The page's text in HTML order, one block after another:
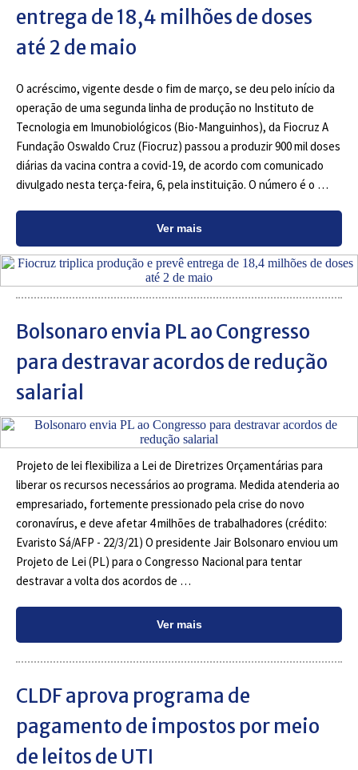
entrega de 18,4 milhões de doses
até 2 de maio
O acréscimo, vigente desde o fim de março, se deu pelo início da
operação de uma segunda linha de produção no Instituto de
Tecnologia em Imunobiológicos (Bio-Manguinhos), da Fiocruz A
Fundação Oswaldo Cruz (Fiocruz) passou a produzir 900 mil doses
diárias da vacina contra a covid-19, de acordo com comunicado
divulgado nesta terça-feira, 6, pela instituição. O número é o …
Ver mais
Bolsonaro envia PL ao Congresso
para destravar acordos de redução
salarial
Projeto de lei flexibiliza a Lei de Diretrizes Orçamentárias para
liberar os recursos necessários ao programa. Medida atenderia ao
empresariado, fortemente pressionado pela crise do novo
coronavírus, e deve afetar 4 milhões de trabalhadores (crédito:
Evaristo Sá/AFP - 22/3/21) O presidente Jair Bolsonaro enviou um
Projeto de Lei (PL) para o Congresso Nacional para tentar
destravar a volta dos acordos de …
Ver mais
CLDF aprova programa de
pagamento de impostos por meio
de leitos de UTI